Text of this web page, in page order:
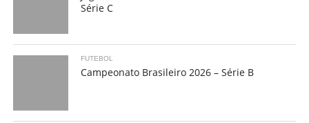
Série C
FUTEBOL
Campeonato Brasileiro 2026 – Série B